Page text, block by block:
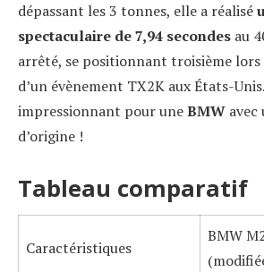
dépassant les 3 tonnes, elle a réalisé
spectaculaire de 7,94 secondes au
arrêté, se positionnant troisième
d’un évènement TX2K aux États-
impressionnant pour uneBMW
d’origine !
Tableau comparatif
Caractéristiques
BMW